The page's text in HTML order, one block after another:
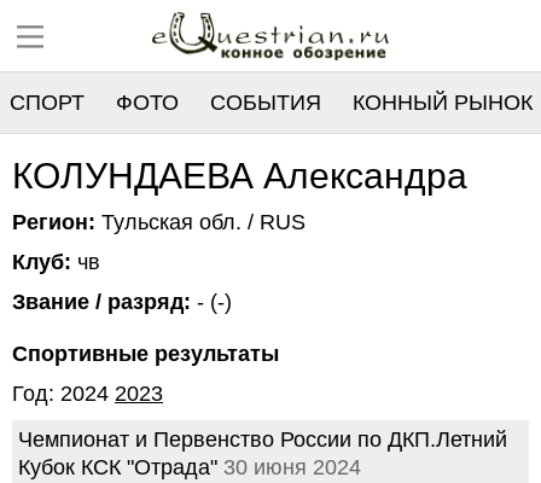
СПОРТ ФОТО СОБЫТИЯ КОННЫЙ РЫНОК
РЕЕСТР
КОЛУНДАЕВА Александра
Регион: Тульская обл. / RUS
Клуб: чв
Звание / разряд: - (-)
Спортивные результаты
Год: 2024 2023
Чемпионат и Первенство России по ДКП.Летний
Кубок КСК "Отрада" 30 июня 2024